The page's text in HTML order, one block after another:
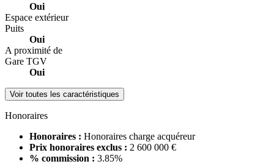
Oui
Espace extérieur
Puits
Oui
A proximité de
Gare TGV
Oui
Voir toutes les caractéristiques
Honoraires
Honoraires : Honoraires charge acquéreur
Prix honoraires exclus : 2 600 000 €
% commission : 3.85%